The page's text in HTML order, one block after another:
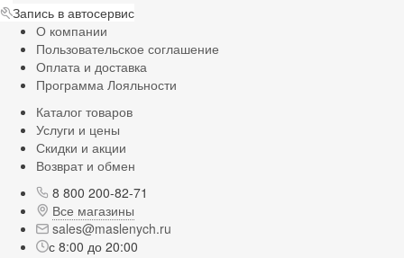
Запись в автосервис
О компании
Пользовательское соглашение
Оплата и доставка
Программа Лояльности
Каталог товаров
Услуги и цены
Скидки и акции
Возврат и обмен
8 800 200-82-71
Все магазины
sales@maslenych.ru
с 8:00 до 20:00